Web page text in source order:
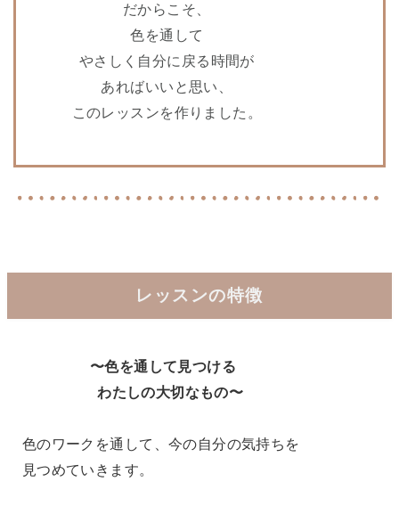
だからこそ、
色を通して
やさしく自分に戻る時間が
あればいいと思い、
このレッスンを作りました。
レッスンの特徴
〜色を通して見つける
わたしの大切なもの〜
色のワークを通して、 今の自分の気持ちを
見つめていきます。